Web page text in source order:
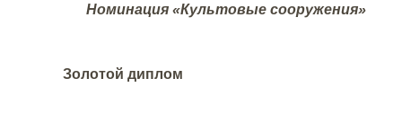
Номинация «Культовые сооружения»
Золотой диплом